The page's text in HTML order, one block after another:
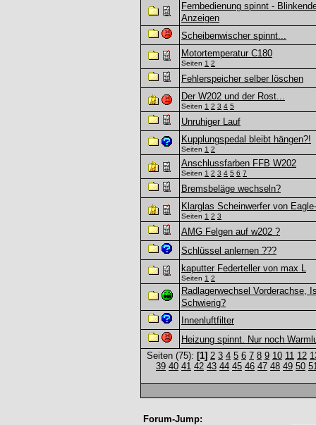
Fernbedienung spinnt -
Anzeigen
Scheibenwischer spinnt...
Motortemperatur C180
Seiten 1 2
Fehlerspeicher selber löschen
Der W202 und der Rost...
Seiten 1 2 3 4 5
Unruhiger Lauf
Kupplungspedal bleibt hängen?!
Seiten 1 2
Anschlussfarben FFB W202
Seiten 1 2 3 4 5 6 7
Bremsbeläge wechseln?
Klarglas Scheinwerfer von
Seiten 1 2 3
AMG Felgen auf w202 ?
Schlüssel anlernen ???
kaputter Federteller von max L
Seiten 1 2
Radlagerwechsel Vorderachse,
Schwierig?
Innenluftfilter
Heizung spinnt. Nur noch
Seiten (75): [1] 2 3 4 5 6 7 8 9 10 11 12
39 40 41 42 43 44 45 46 47 48 49 50
Forum-Jump: